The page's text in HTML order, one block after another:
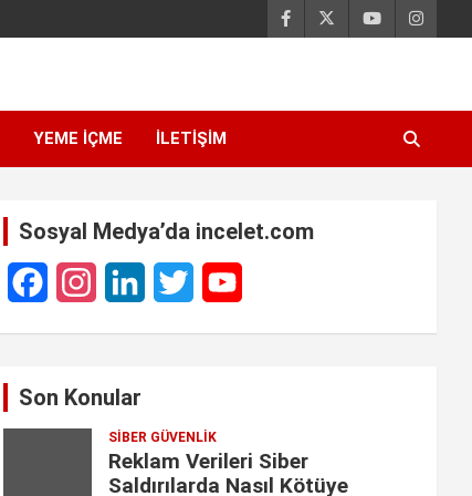
YEME İÇME İLETIŞIM
Sosyal Medya’da incelet.com
e
t
e
d
t
e
b
Son Konular
SIBER GÜVENLIK
Reklam Verileri Siber
Saldırılarda Nasıl Kötüye